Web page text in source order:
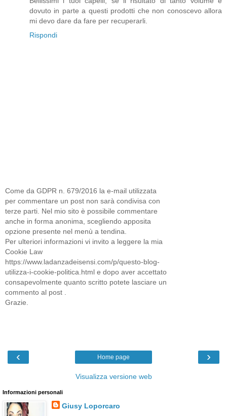
dovuto in parte a questi prodotti che non conoscevo allora
mi devo dare da fare per recuperarli.
Rispondi
Come da GDPR n. 679/2016 la e-mail utilizzata
per commentare un post non sarà condivisa con
terze parti. Nel mio sito è possibile commentare
anche in forma anonima, scegliendo apposita
opzione presente nel menù a tendina.
Per ulteriori informazioni vi invito a leggere la mia
Cookie Law
https://www.ladanzadeisensi.com/p/questo-blog-
utilizza-i-cookie-politica.html e dopo aver accettato
consapevolmente quanto scritto potete lasciare un
commento al post .
Grazie.
‹ ›
Home page
Visualizza versione web
Informazioni personali
Giusy Loporcaro